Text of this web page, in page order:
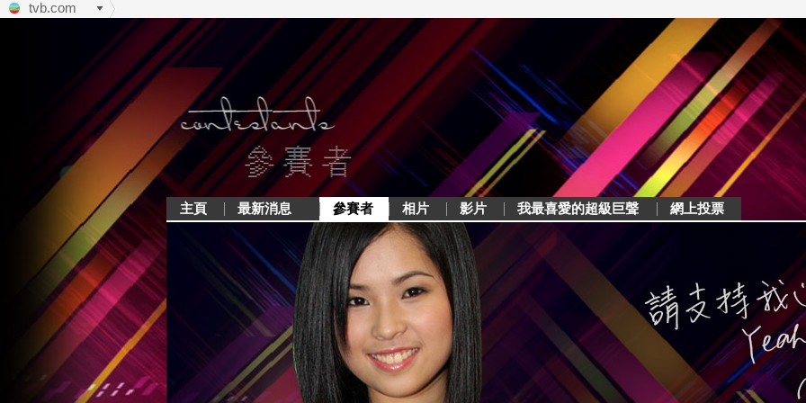
tvb.com
主頁 最新消息 參賽者 相片 影片 我最喜愛的超級巨聲 網上投票